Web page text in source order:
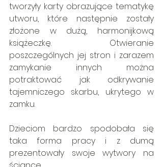
tworzyły karty obrazujące tematykę
utworu, które następnie zostały
złożone w dużą, harmonijkową
książeczkę. Otwieranie
poszczególnych jej stron i zarazem
zamykanie innych można
potraktować jak odkrywanie
tajemniczego skarbu, ukrytego w
zamku.
Dzieciom bardzo spodobała się
taka forma pracy i z dumą
prezentowały swoje wytwory na